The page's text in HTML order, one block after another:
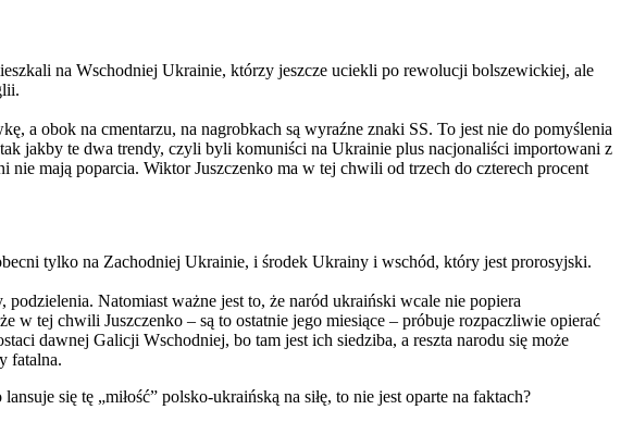
na Wschodniej Ukrainie, którzy jeszcze uciekli po rewolucji bolszewickiej, ale
a obok na cmentarzu, na nagrobkach są wyraźne znaki SS. To jest nie do pomyślenia
jakby te dwa trendy, czyli byli komuniści na Ukrainie plus nacjonaliści importowani z
mają poparcia. Wiktor Juszczenko ma w tej chwili od trzech do czterech procent
tylko na Zachodniej Ukrainie, i środek Ukrainy i wschód, który jest prorosyjski.
Natomiast ważne jest to, że naród ukraiński wcale nie popiera
w tej chwili Juszczenko – są to ostatnie jego miesiące – próbuje rozpaczliwie opierać
dawnej Galicji Wschodniej, bo tam jest ich siedziba, a reszta narodu się może
fatalna.
się tę „miłość” polsko-ukraińską na siłę, to nie jest oparte na faktach?